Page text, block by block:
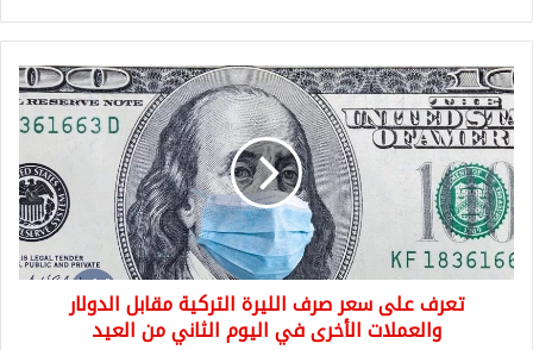
تعرف
على
سعر
صرف
الليرة
التركية
مقابل
الدولار
والعملات
تعرف على سعر صرف الليرة التركية مقابل الدولار
والعملات الأخرى في اليوم الثاني من العيد